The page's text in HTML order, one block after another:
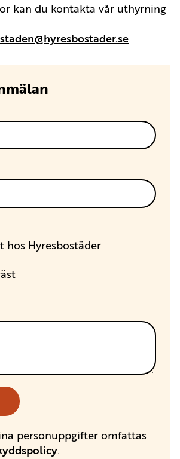
kan du kontakta vår uthyrning
hos Hyresbostäder
personuppgifter omfattas
.